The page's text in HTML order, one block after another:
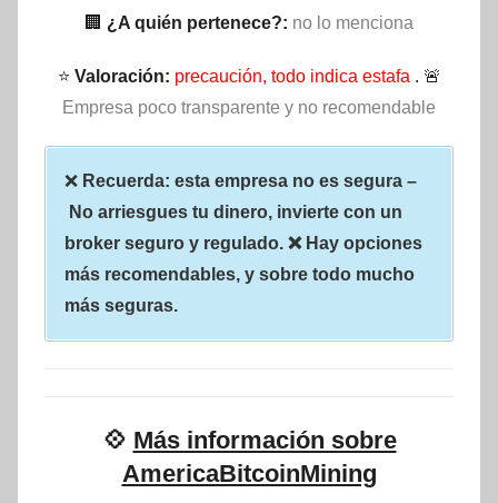
🏢 ¿A quién pertenece?: no lo menciona
⭐ Valoración: precaución, todo indica estafa . 🚨
Empresa poco transparente y no recomendable
❌ Recuerda: esta empresa no es segura –
No arriesgues tu dinero, invierte con un
broker seguro y regulado. ❌ Hay opciones
más recomendables, y sobre todo mucho
más seguras.
💠 Más información sobre
AmericaBitcoinMining